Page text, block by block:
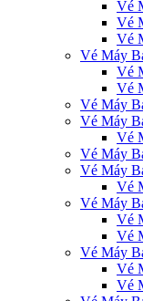
Vé
Vé
Vé
Vé Máy
Vé
Vé
Vé Máy
Vé Máy
Vé
Vé Máy
Vé Máy
Vé
Vé Máy
Vé
Vé
Vé Máy
Vé
Vé